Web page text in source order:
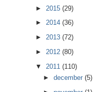
► 2015 (29)
► 2014 (36)
► 2013 (72)
► 2012 (80)
▼ 2011 (110)
►december(5)